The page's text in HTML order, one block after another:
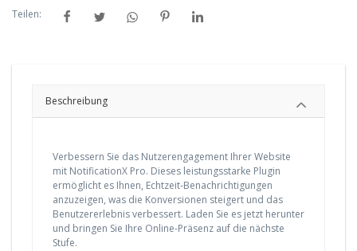
Teilen:
Beschreibung
Verbessern Sie das Nutzerengagement Ihrer Website
mit NotificationX Pro. Dieses leistungsstarke Plugin
ermöglicht es Ihnen, Echtzeit-Benachrichtigungen
anzuzeigen, was die Konversionen steigert und das
Benutzererlebnis verbessert. Laden Sie es jetzt herunter
und bringen Sie Ihre Online-Präsenz auf die nächste
Stufe.